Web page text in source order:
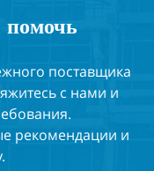
поставщика
с нами и
рекомендации и